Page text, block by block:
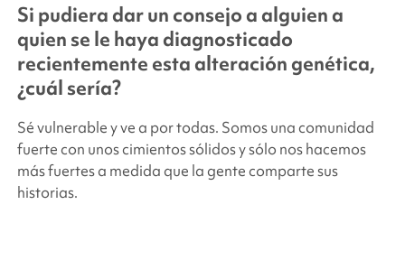
Si pudiera dar un consejo a alguien a
quien se le haya diagnosticado
recientemente esta alteración genética,
¿cuál sería?
Sé vulnerable y ve a por todas. Somos una comunidad
fuerte con unos cimientos sólidos y sólo nos hacemos
más fuertes a medida que la gente comparte sus
historias.